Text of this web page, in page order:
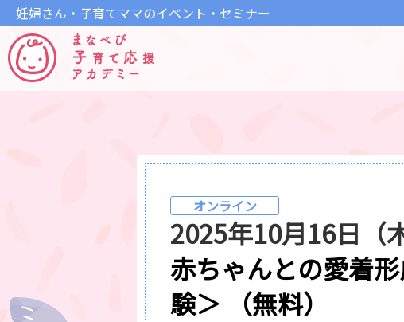
妊婦さん・子育てママのイベント・セミナー
オンライン
2025年10月16日（
赤ちゃんとの愛着
験＞ （無料）